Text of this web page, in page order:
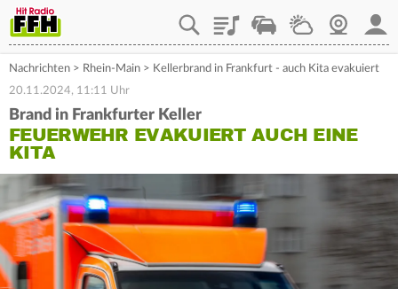
PlaylistStaupilotWetterWebcam
Nachrichten > Rhein-Main > Kellerbrand in Frankfurt - auch Kita evakuiert
20.11.2024, 11:11 Uhr
Brand in Frankfurter Keller
FEUERWEHR EVAKUIERT AUCH EINE
KITA